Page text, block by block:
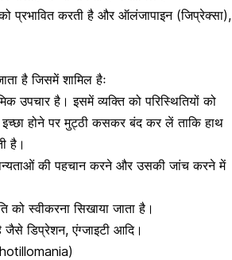
प्रभावित करती है और ऑलंजापाइन (जिप्रेक्सा),
है जिसमें शामिल हैः
उपचार है। इसमें व्यक्ति को परिस्थितियों को
होने पर मुट्ठी कसकर बंद कर लें ताकि हाथ
है।
की पहचान करने और उसकी जांच करने में
स्वीकरना सिखाया जाता है।
डिप्रेशन, एंग्जाइटी आदि।